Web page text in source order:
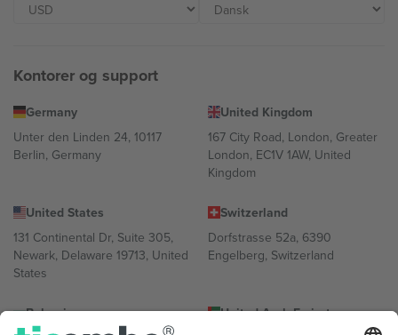
Kontorer og support
Germany
Unter den Linden 24, 10117
Berlin, Germany
United Kingdom
167 City Road, London, Greater
London, EC1V 1AW, United
Kingdom
United States
131 Continental Dr, Suite 305,
Newark, Delaware 19713, United
States
Switzerland
Dorfstrasse 52a, 6390
Engelberg, Switzerland
Bulgaria
United Arab Emirates